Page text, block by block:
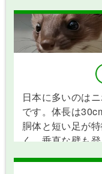
夜行性で、木登
や換気口などを
す。雑食性で何
とは裏腹に気性
ます。
日本に多いのは
です。体長は
胴体と短い足が
く、垂直な壁も